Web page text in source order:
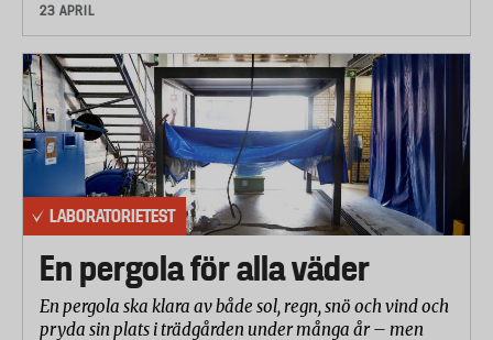
23 APRIL
LABORATORIETEST
En pergola för alla väder
En pergola ska klara av både sol, regn, snö och vind och
pryda sin plats i trädgården under många år – men